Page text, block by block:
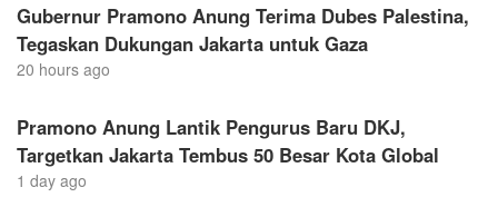
Gubernur Pramono Anung Terima Dubes Palestina,
Tegaskan Dukungan Jakarta untuk Gaza
20 hours ago
Pramono Anung Lantik Pengurus Baru DKJ,
Targetkan Jakarta Tembus 50 Besar Kota Global
1 day ago